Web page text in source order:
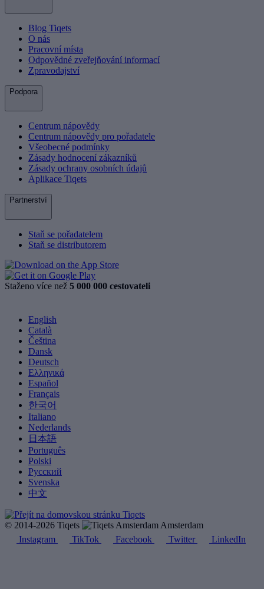
Blog Tiqets
O nás
Pracovní místa
Odpovědné zveřejňování informací
Zpravodajství
Podpora
Centrum nápovědy
Centrum nápovědy pro pořadatele
Všeobecné podmínky
Zásady hodnocení zákazníků
Zásady ochrany osobních údajů
Aplikace Tiqets
Partnerství
Staň se pořadatelem
Staň se distributorem
Staženo více než 5 000 000 cestovateli
English
Català
Čeština
Dansk
Deutsch
Ελληνικά
Español
Français
한국어
Italiano
Nederlands
日本語
Português
Polski
Русский
Svenska
中文
© 2014-2026 Tiqets
Amsterdam
Instagram
TikTok Facebook Twitter LinkedIn